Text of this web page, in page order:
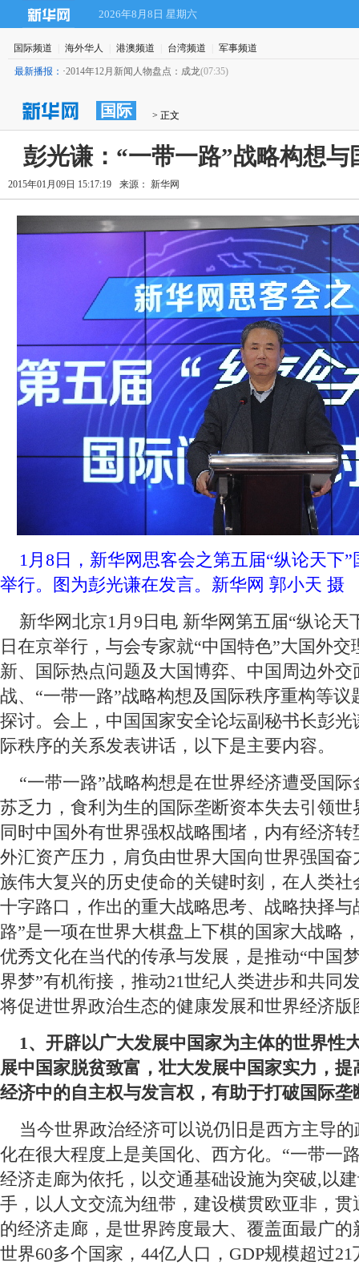
2026年8月8日 星期六
国际频道 海外华人 港澳频道 台湾频道 军事频道
最新播报： ·2014年12月新闻人物盘点：成龙(07:35)
国际 > 正文
彭光谦：“一带一路”战略构想与
2015年01月09日 15:17:19 来源： 新华网
1月8日，新华网思客会之第五届“纵论天下”
举行。图为彭光谦在发言。新华网 郭小天 摄
新华网北京1月9日电 新华网第五届“纵论天
日在京举行，与会专家就“中国特色”大国外
新、国际热点问题及大国博弈、中国周边外
战、“一带一路”战略构想及国际秩序重构等
探讨。会上，中国国家安全论坛副秘书长彭光
际秩序的关系发表讲话，以下是主要内容。
“一带一路”战略构想是在世界经济遭受国际
苏乏力，食利为生的国际垄断资本失去引领
同时中国外有世界强权战略围堵，内有经济
外汇资产压力，肩负由世界大国向世界强国
族伟大复兴的历史使命的关键时刻，在人类
十字路口，作出的重大战略思考、战略抉择与
路”是一项在世界大棋盘上下棋的国家大战略
优秀文化在当代的传承与发展，是推动“中国
界梦”有机衔接，推动21世纪人类进步和共同
将促进世界政治生态的健康发展和世界经济版
1、开辟以广大发展中国家为主体的世界性
展中国家脱贫致富，壮大发展中国家实力，
经济中的自主权与发言权，有助于打破国际
当今世界政治经济可以说仍旧是西方主导的
化在很大程度上是美国化、西方化。“一带一
经济走廊为依托，以交通基础设施为突破,以
手，以人文交流为纽带，建设横贯欧亚非，
的经济走廊，是世界跨度最大、覆盖面最广
世界60多个国家，44亿人口，GDP规模超过